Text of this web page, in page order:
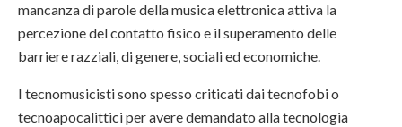
mancanza di parole della musica elettronica attiva la
percezione del contatto fisico e il superamento delle
barriere razziali, di genere, sociali ed economiche.
I tecnomusicisti sono spesso criticati dai tecnofobi o
tecnoapocalittici per avere demandato alla tecnologia